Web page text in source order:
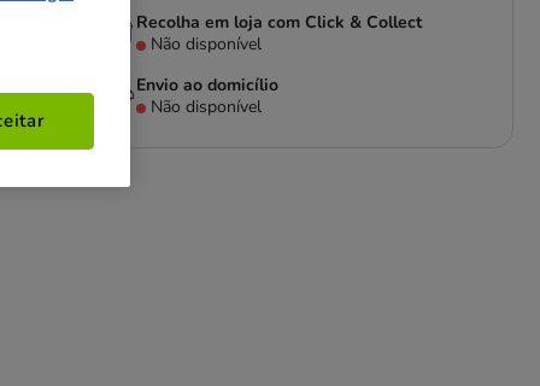
Recolha em loja com Click & Collect
Não disponível
Envio ao domicílio
Não disponível